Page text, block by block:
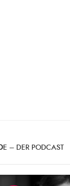
E – DER PODCAST